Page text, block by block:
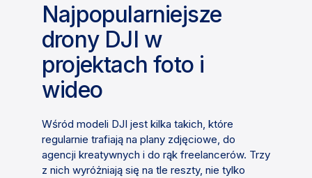
Najpopularniejsze
drony DJI w
projektach foto i
wideo
Wśród modeli DJI jest kilka takich, które
regularnie trafiają na plany zdjęciowe, do
agencji kreatywnych i do rąk freelancerów. Trzy
z nich wyróżniają się na tle reszty, nie tylko